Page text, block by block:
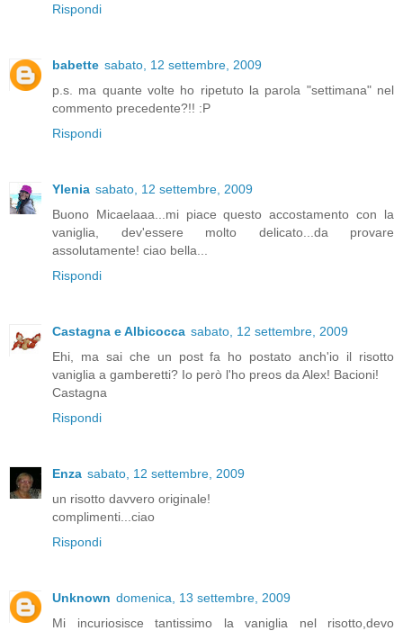
Rispondi
babette sabato, 12 settembre, 2009
p.s. ma quante volte ho ripetuto la parola "settimana" nel
commento precedente?!! :P
Rispondi
Ylenia sabato, 12 settembre, 2009
Buono Micaelaaa...mi piace questo accostamento con la
vaniglia, dev'essere molto delicato...da provare
assolutamente! ciao bella...
Rispondi
Castagna e Albicocca sabato, 12 settembre, 2009
Ehi, ma sai che un post fa ho postato anch'io il risotto
vaniglia a gamberetti? Io però l'ho preos da Alex! Bacioni!
Castagna
Rispondi
Enza sabato, 12 settembre, 2009
un risotto davvero originale!
complimenti...ciao
Rispondi
Unknown domenica, 13 settembre, 2009
Mi incuriosisce tantissimo la vaniglia nel risotto,devo